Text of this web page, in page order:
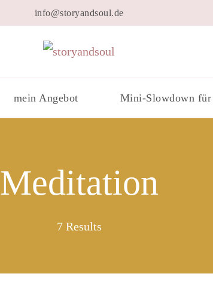
info@storyandsoul.de
mein Angebot Mini-Slowdown für
Meditation
7 Results